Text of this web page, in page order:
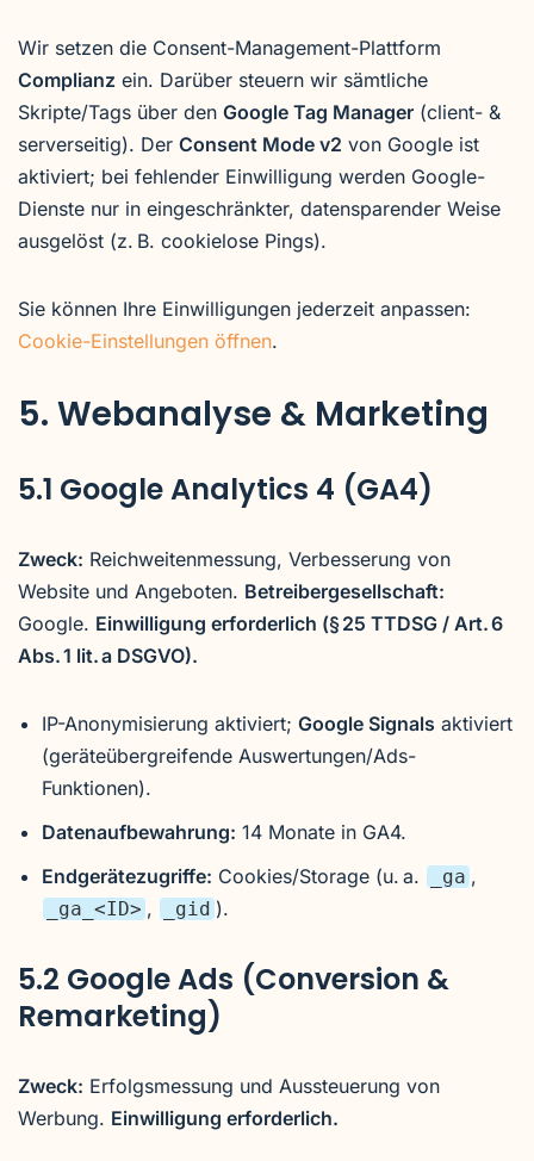
Wir setzen die Consent-Management-Plattform
Complianz ein. Darüber steuern wir sämtliche
Skripte/Tags über den Google Tag Manager (client- &
serverseitig). Der Consent Mode v2 von Google ist
aktiviert; bei fehlender Einwilligung werden Google-
Dienste nur in eingeschränkter, datensparender Weise
ausgelöst (z. B. cookielose Pings).
Sie können Ihre Einwilligungen jederzeit anpassen:
Cookie-Einstellungen öffnen.
5. Webanalyse & Marketing
5.1 Google Analytics 4 (GA4)
Zweck: Reichweitenmessung, Verbesserung von
Website und Angeboten. Betreibergesellschaft:
Google. Einwilligung erforderlich (§ 25 TTDSG / Art. 6
Abs. 1 lit. a DSGVO).
IP-Anonymisierung aktiviert; Google Signals aktiviert
(geräteübergreifende Auswertungen/Ads-
Funktionen).
Datenaufbewahrung: 14 Monate in GA4.
Endgerätezugriffe: Cookies/Storage (u. a. _ga ,
_ga_<ID> , _gid ).
5.2 Google Ads (Conversion &
Remarketing)
Zweck: Erfolgsmessung und Aussteuerung von
Werbung. Einwilligung erforderlich.